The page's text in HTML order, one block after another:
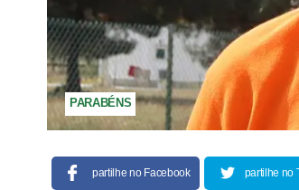
PARABÉNS
partilhe no Facebook partilhe no